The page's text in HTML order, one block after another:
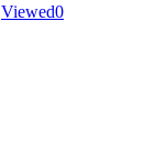
Viewed0